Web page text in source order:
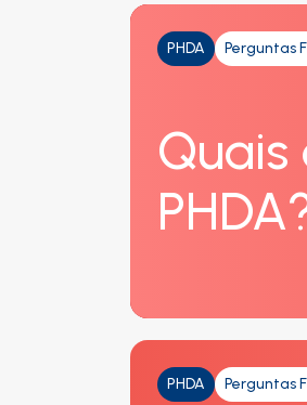
PHDA Perguntas
Quais
PHDA Perguntas